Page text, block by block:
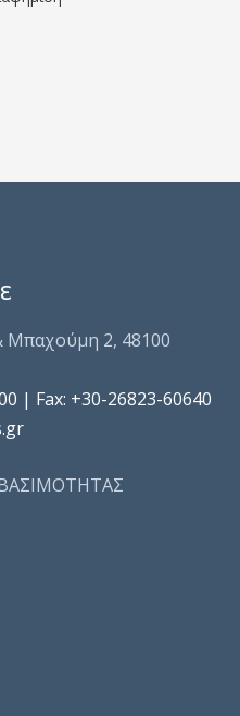
Μπαχούμη 2, 48100
| Fax: +30-26823-60640